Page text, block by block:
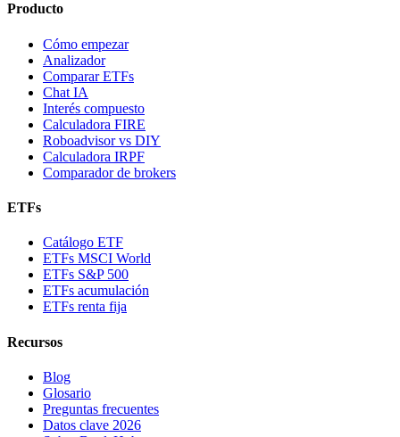
Producto
Cómo empezar
Analizador
Comparar ETFs
Chat IA
Interés compuesto
Calculadora FIRE
Roboadvisor vs DIY
Calculadora IRPF
Comparador de brokers
ETFs
Catálogo ETF
ETFs MSCI World
ETFs S&P 500
ETFs acumulación
ETFs renta fija
Recursos
Blog
Glosario
Preguntas frecuentes
Datos clave 2026